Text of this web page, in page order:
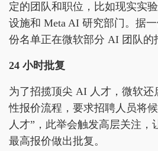
定的团队和职位，比如现实实
设施和 Meta AI 研究部门。据
份名单正在微软部分 AI 团队的
24 小时批复
为了招揽顶尖 AI 人才，微软还
性报价流程，要求招聘人员将
人才”，此举会触发高层关注，
最高报价做出批复。